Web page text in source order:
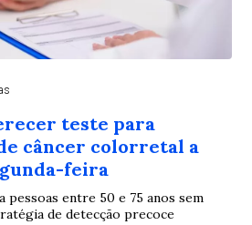
teste para
câncer colorretal a
feira
pessoas entre 50 e 75 anos sem
de detecção precoce